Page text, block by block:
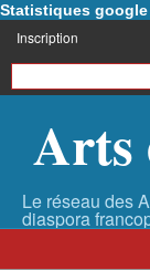
Statistiques google
Inscription
Arts